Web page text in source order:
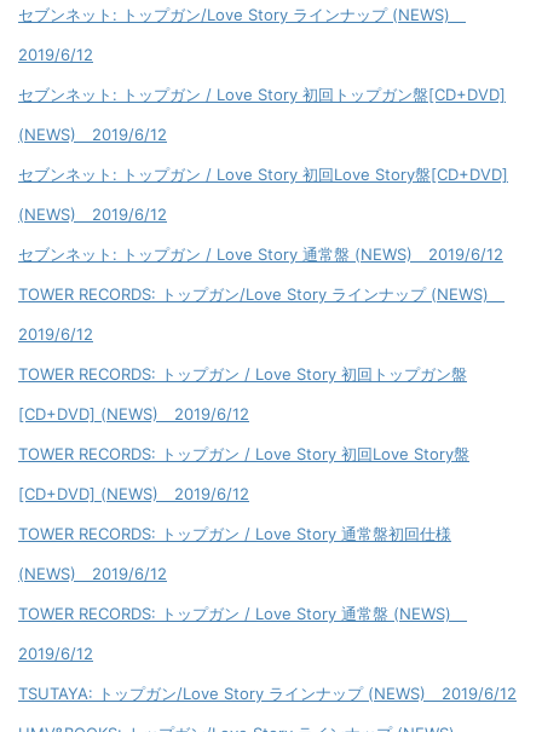
セブンネット: トップガン/Love Story ラインナップ (NEWS)
2019/6/12
セブンネット: トップガン / Love Story 初回トップガン盤[CD+DVD]
(NEWS) 2019/6/12
セブンネット: トップガン / Love Story 初回Love Story盤[CD+DVD]
(NEWS) 2019/6/12
セブンネット: トップガン / Love Story 通常盤 (NEWS) 2019/6/12
TOWER RECORDS: トップガン/Love Story ラインナップ (NEWS)
2019/6/12
TOWER RECORDS: トップガン / Love Story 初回トップガン盤
[CD+DVD] (NEWS) 2019/6/12
TOWER RECORDS: トップガン / Love Story 初回Love Story盤
[CD+DVD] (NEWS) 2019/6/12
TOWER RECORDS: トップガン / Love Story 通常盤初回仕様
(NEWS) 2019/6/12
TOWER RECORDS: トップガン / Love Story 通常盤 (NEWS)
2019/6/12
TSUTAYA: トップガン/Love Story ラインナップ (NEWS) 2019/6/12